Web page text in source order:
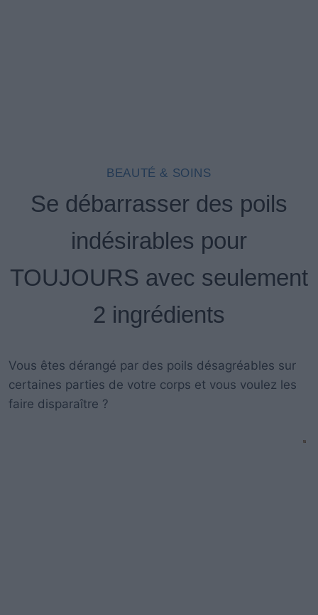
BEAUTÉ & SOINS
Se débarrasser des poils
indésirables pour
TOUJOURS avec seulement
2 ingrédients
Vous êtes dérangé par des poils désagréables sur
certaines parties de votre corps et vous voulez les
faire disparaître ?